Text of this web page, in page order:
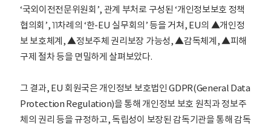
‘국외이전전문위원회’, 관계 부처로 구성된 ‘개인정보보호 정책
협의회’, 11차례의 ‘한-EU 실무회의’ 등을 거쳐, EU의 ▲개인정
보 보호체계, ▲정보주체 권리보장 가능성, ▲감독체계, ▲피해
구제 절차 등을 면밀하게 살펴보았다.
그 결과, EU 회원국은 개인정보 보호법인 GDPR(General Data
Protection Regulation)을 통해 개인정보 보호 원칙과 정보주
체의 권리 등을 규정하고, 독립성이 보장된 감독기관을 통해 감독